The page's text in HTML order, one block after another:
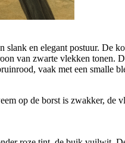
slank en elegant postuur.
van zwarte vlekken tonen.
vaak met een smalle
op de borst is zwakker,